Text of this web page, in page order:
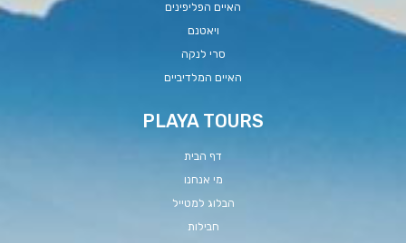
האיים הפליפינים
ויאטנם
סרי לנקה
האיים המלדיביים
PLAYA TOURS
דף הבית
מי אנחנו
הבלוג למטייל
חבילות